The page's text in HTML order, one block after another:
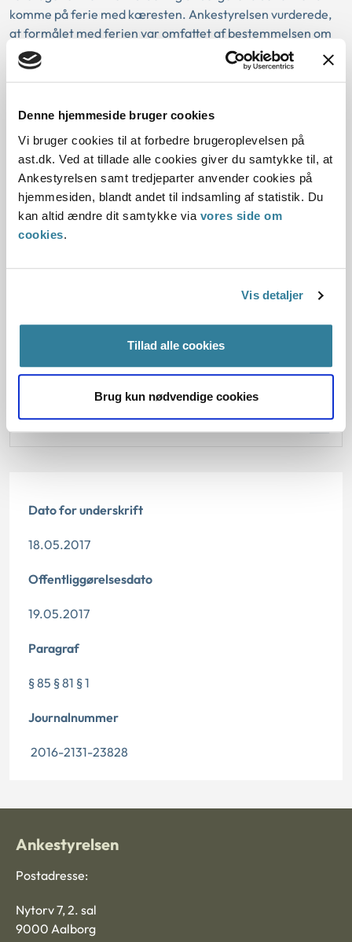
Denne hjemmeside bruger cookies
Vi bruger cookies til at forbedre brugeroplevelsen på
ast.dk. Ved at tillade alle cookies giver du samtykke til, at
Ankestyrelsen samt tredjeparter anvender cookies på
hjemmesiden, blandt andet til indsamling af statistik. Du
kan altid ændre dit samtykke via vores side om
cookies.
Vis detaljer
Tillad alle cookies
Brug kun nødvendige cookies
komme på ferie med kæresten. Ankestyrelsen vurderede,
at formålet med ferien var omfattet af bestemmelsen om
socialpædagogisk støtte.
I sag nr. 2 hjemviste Ankestyrelsen kommunens afgørelse,
foretaget en konkret vurdering af borgerens behov for
socialpædagogisk støtte til de ansøgte aktiviteter, fx
biografture og fodbold, og borgerens behov for at deltage i
aktiviteterne.
Baggrund for at behandle sagerne principielt
Begrundelse for afgørelsen
Begrundelse for afgørelsen
Dato for underskrift
18.05.2017
Offentliggørelsesdato
19.05.2017
Paragraf
§ 85 § 81 § 1
Journalnummer
2016-2131-23828
Ankestyrelsen
Postadresse:
Nytorv 7, 2. sal
9000 Aalborg